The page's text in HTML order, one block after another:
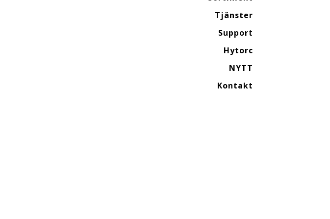
Tjänster
Support
Hytorc
NYTT
Kontakt